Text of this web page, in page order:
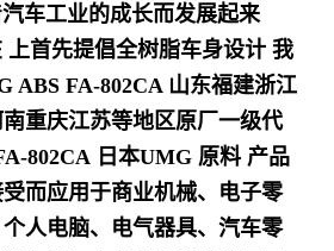
车工业的成长而发展起来
上首先提倡全树脂车身设计 我
ABS FA-802CA 山东福建浙江
重庆江苏等地区原厂一级代
802CA 日本UMG 原料 产品
而应用于商业机械、电子零
人电脑、电气器具、汽车零